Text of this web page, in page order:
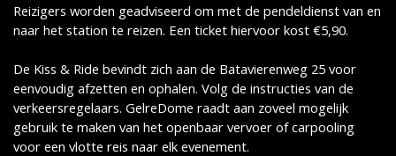
Reizigers worden geadviseerd om met de pendeldienst van en
naar het station te reizen. Een ticket hiervoor kost €5,90.
De Kiss & Ride bevindt zich aan de Batavierenweg 25 voor
eenvoudig afzetten en ophalen. Volg de instructies van de
verkeersregelaars. GelreDome raadt aan zoveel mogelijk
gebruik te maken van het openbaar vervoer of carpooling
voor een vlotte reis naar elk evenement.